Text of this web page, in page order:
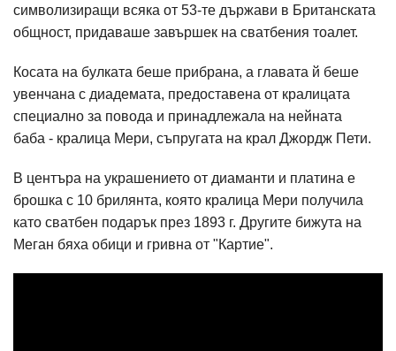
символизиращи всяка от 53-те държави в Британската
общност, придаваше завършек на сватбения тоалет.
Косата на булката беше прибрана, а главата й беше
увенчана с диадемата, предоставена от кралицата
специално за повода и принадлежала на нейната
баба - кралица Мери, съпругата на крал Джордж Пети.
В центъра на украшението от диаманти и платина е
брошка с 10 брилянта, която кралица Мери получила
като сватбен подарък през 1893 г. Другите бижута на
Меган бяха обици и гривна от "Картие".